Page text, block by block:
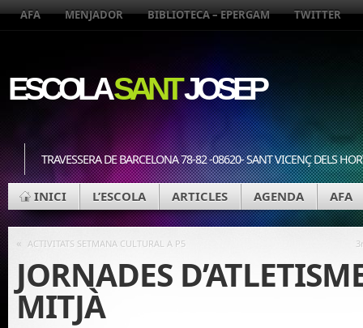
AFA MENJADOR BIBLIOTECA – EPERGAM TWITTER
ESCOLASANTJOSEP
TRAVESSERA DE BARCELONA 78-82 -08620- SANT VICENÇ DELS
INICI L’ESCOLA ARTICLES AGENDA AFA
« ACTIVITATS SETMANA CULTURAL A P5
JORNADES
MITJÀ